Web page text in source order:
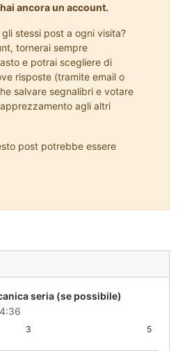
ancora un account.
stessi post a ogni visita?
tornerai sempre
e potrai scegliere di
risposte (tramite email o
salvare segnalibri e votare
agli altri
post potrebbe essere
seria (se possibile)
3 5